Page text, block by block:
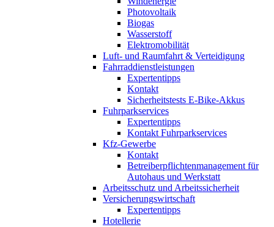
Photovoltaik
Biogas
Wasserstoff
Elektromobilität
Luft- und Raumfahrt & Verteidigung
Fahrraddienstleistungen
Expertentipps
Kontakt
Sicherheitstests E-Bike-Akkus
Fuhrparkservices
Expertentipps
Kontakt Fuhrparkservices
Kfz-Gewerbe
Kontakt
Betreiberpflichtenmanagement für
Autohaus und Werkstatt
Arbeitsschutz und Arbeitssicherheit
Versicherungswirtschaft
Expertentipps
Hotellerie